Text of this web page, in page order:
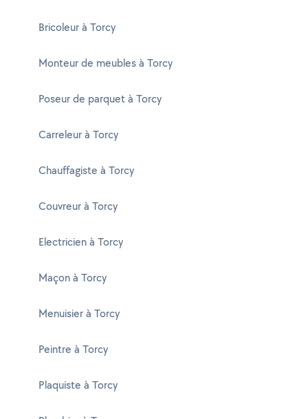
Bricoleur à Torcy
Monteur de meubles à Torcy
Poseur de parquet à Torcy
Carreleur à Torcy
Chauffagiste à Torcy
Couvreur à Torcy
Electricien à Torcy
Maçon à Torcy
Menuisier à Torcy
Peintre à Torcy
Plaquiste à Torcy